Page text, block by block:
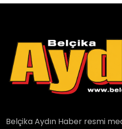
Belçika Aydın Haber resmi